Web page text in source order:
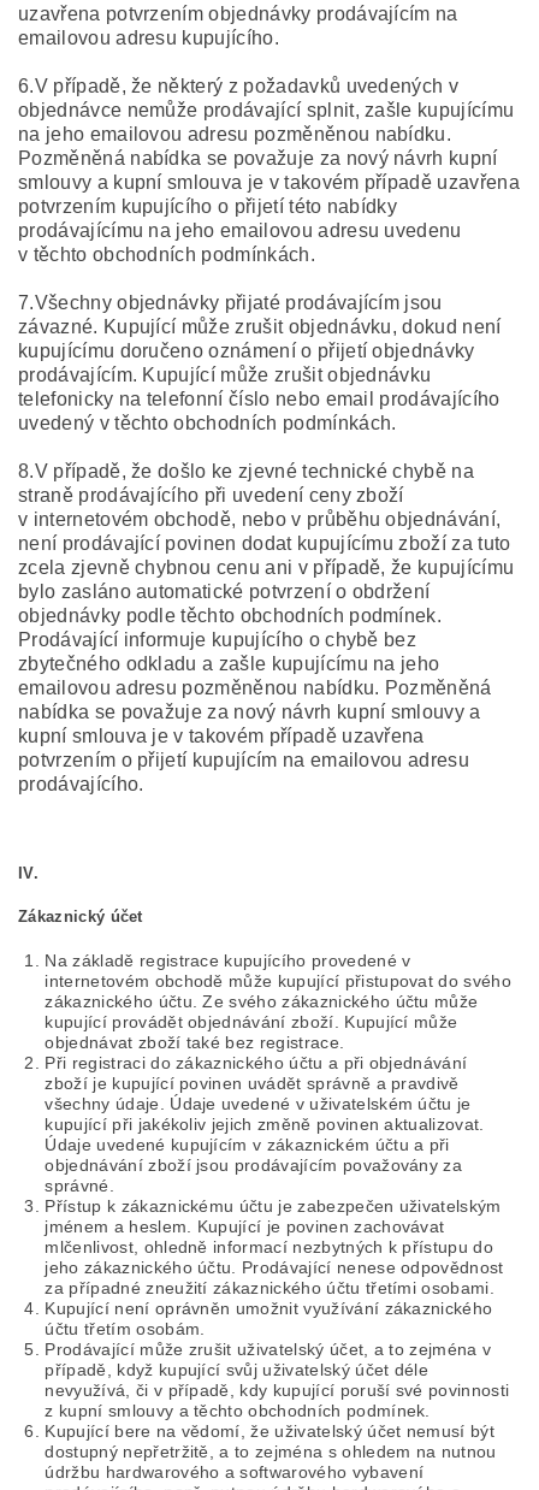
uzavřena potvrzením objednávky prodávajícím na
emailovou adresu kupujícího.
6.V případě, že některý z požadavků uvedených v
objednávce nemůže prodávající splnit, zašle kupujícímu
na jeho emailovou adresu pozměněnou nabídku.
Pozměněná nabídka se považuje za nový návrh kupní
smlouvy a kupní smlouva je v takovém případě uzavřena
potvrzením kupujícího o přijetí této nabídky
prodávajícímu na jeho emailovou adresu uvedenu
v těchto obchodních podmínkách.
7.Všechny objednávky přijaté prodávajícím jsou
závazné. Kupující může zrušit objednávku, dokud není
kupujícímu doručeno oznámení o přijetí objednávky
prodávajícím. Kupující může zrušit objednávku
telefonicky na telefonní číslo nebo email prodávajícího
uvedený v těchto obchodních podmínkách.
8.V případě, že došlo ke zjevné technické chybě na
straně prodávajícího při uvedení ceny zboží
v internetovém obchodě, nebo v průběhu objednávání,
není prodávající povinen dodat kupujícímu zboží za tuto
zcela zjevně chybnou cenu ani v případě, že kupujícímu
bylo zasláno automatické potvrzení o obdržení
objednávky podle těchto obchodních podmínek.
Prodávající informuje kupujícího o chybě bez
zbytečného odkladu a zašle kupujícímu na jeho
emailovou adresu pozměněnou nabídku. Pozměněná
nabídka se považuje za nový návrh kupní smlouvy a
kupní smlouva je v takovém případě uzavřena
potvrzením o přijetí kupujícím na emailovou adresu
prodávajícího.
IV.
Zákaznický účet
Na základě registrace kupujícího provedené v
internetovém obchodě může kupující přistupovat do svého
zákaznického účtu. Ze svého zákaznického účtu může
kupující provádět objednávání zboží. Kupující může
objednávat zboží také bez registrace.
Při registraci do zákaznického účtu a při objednávání
zboží je kupující povinen uvádět správně a pravdivě
všechny údaje. Údaje uvedené v uživatelském účtu je
kupující při jakékoliv jejich změně povinen aktualizovat.
Údaje uvedené kupujícím v zákaznickém účtu a při
objednávání zboží jsou prodávajícím považovány za
správné.
Přístup k zákaznickému účtu je zabezpečen uživatelským
jménem a heslem. Kupující je povinen zachovávat
mlčenlivost, ohledně informací nezbytných k přístupu do
jeho zákaznického účtu. Prodávající nenese odpovědnost
za případné zneužití zákaznického účtu třetími osobami.
Kupující není oprávněn umožnit využívání zákaznického
účtu třetím osobám.
Prodávající může zrušit uživatelský účet, a to zejména v
případě, když kupující svůj uživatelský účet déle
nevyužívá, či v případě, kdy kupující poruší své povinnosti
z kupní smlouvy a těchto obchodních podmínek.
Kupující bere na vědomí, že uživatelský účet nemusí být
dostupný nepřetržitě, a to zejména s ohledem na nutnou
údržbu hardwarového a softwarového vybavení